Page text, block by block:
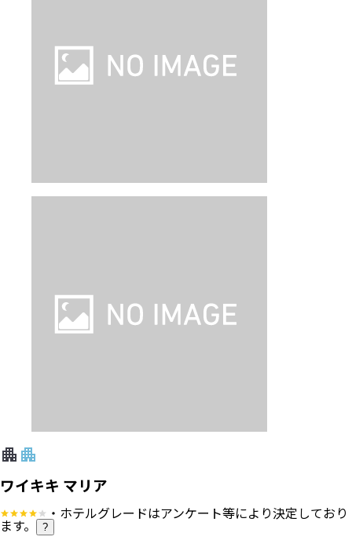
ワイキキ マリア
・ホテルグレードはアンケート等により決定しており
ます。 ?